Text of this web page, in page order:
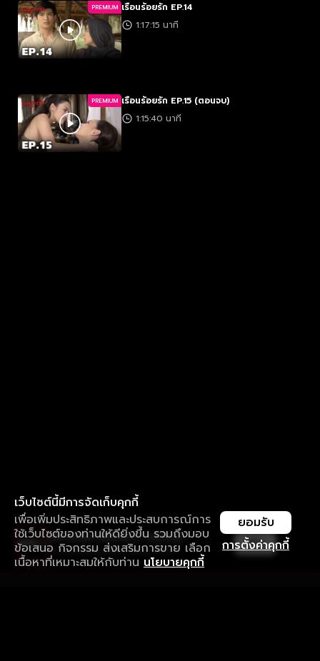
PREMIUM เรือนร้อยรัก EP.14
1:17:15 นาที
PREMIUM เรือนร้อยรัก EP.15 (ตอนจบ)
1:15:40 นาที
เว็บไซต์นี้มีการจัดเก็บคุกกี้
เพื่อเพิ่มประสิทธิภาพและประสบการณ์การ
ใช้เว็บไซต์ของท่านให้ดียิ่งขึ้น รวมถึงมอบ
ข้อเสนอ กิจกรรม ส่งเสริมการขาย เลือก
เนื้อหาที่เหมาะสมให้กับท่าน นโยบายคุกกี้
การตั้งค่าคุกกี้
ยอมรับ
ใช้งานแอป ลื่นไหลกว่า ไม่มีสะดุด
ดาวน์โหลดแอปเพื่อการรับชมที่ดีกว่า เปิด